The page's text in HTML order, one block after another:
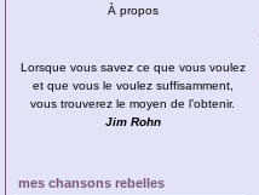
À propos
Lorsque vous savez ce que vous voulez
et que vous le voulez suffisamment,
vous trouverez le moyen de l’obtenir.
Jim Rohn
mes chansons rebelles